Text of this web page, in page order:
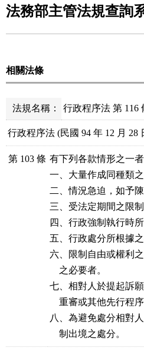
法務部主管法規查詢
相關法條
法規名稱： 行政程序法 第 116
行政程序法 (民國 94 年 12 月 28
第 103 條 有下列各款情形之一
一、大量作成同種類之
二、情況急迫，如予
三、受法定期間之限
四、行政強制執行時
五、行政處分所根據
六、限制自由或權利
    之必要者。
七、相對人於提起訴
重審或其他先行程序
八、為避免處分相對
    制出境之處分。